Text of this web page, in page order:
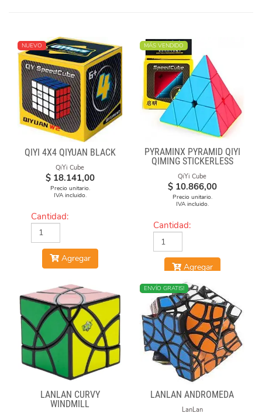
NUEVO
QIYI 4X4 QIYUAN BLACK
QiYi Cube
$ 18.141,00
Precio unitario.
IVA incluido.
Cantidad:
Agregar
MÁS VENDIDO
PYRAMINX PYRAMID QIYI
QIMING STICKERLESS
QiYi Cube
$ 10.866,00
Precio unitario.
IVA incluido.
Cantidad:
Agregar
LANLAN CURVY
WINDMILL
NUEVO
ENVÍO GRATIS!
LANLAN ANDROMEDA
LanLan